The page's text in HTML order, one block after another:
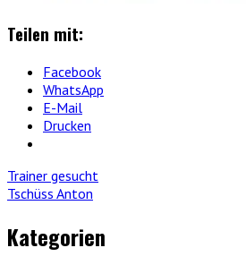
Teilen mit:
Facebook
WhatsApp
E-Mail
Drucken
Trainer gesucht
Tschüss Anton
Kategorien